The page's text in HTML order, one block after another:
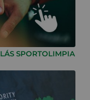
SPORTOLIMPIA